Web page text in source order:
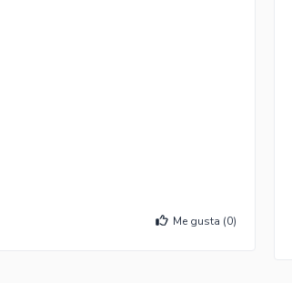
Me gusta (0)